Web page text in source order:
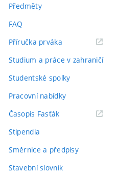
Předměty
FAQ
Příručka prváka(externí
Studium a práce v zahraničí
Studentské spolky
Pracovní nabídky
Časopis Fasťák(externí
Stipendia
Směrnice a předpisy
Stavební slovník